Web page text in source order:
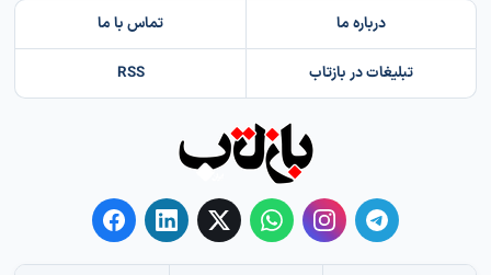
درباره ما تماس با ما
تبلیغات در بازتاب RSS